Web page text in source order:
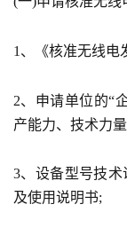
1、《核准无线电
2、申请单位的“
产能力、技术力
3、设备型号技
及使用说明书;